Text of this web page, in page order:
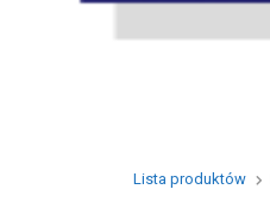
Lista produktów